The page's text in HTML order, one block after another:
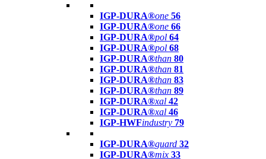
IGP-DURA®one 56
IGP-DURA®one 66
IGP-DURA®pol 64
IGP-DURA®pol 68
IGP-DURA®than 80
IGP-DURA®than 81
IGP-DURA®than 83
IGP-DURA®than 89
IGP-DURA®xal 42
IGP-DURA®xal 46
IGP-HWFindustry 79
IGP-DURA®guard 32
IGP-DURA®mix 33